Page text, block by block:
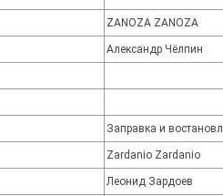
ZANOZA ZANOZA
Александр Чёлпин
Заправка и
Zardanio Zardanio
Леонид Зардоев